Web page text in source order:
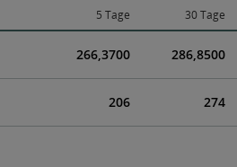
5 Tage 30 Tage
266,3700 286,8500
206 274